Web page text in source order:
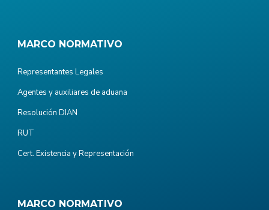
MARCO NORMATIVO
Representantes Legales
Agentes y auxiliares de aduana
Resolución DIAN
RUT
Cert. Existencia y Representación
MARCO NORMATIVO